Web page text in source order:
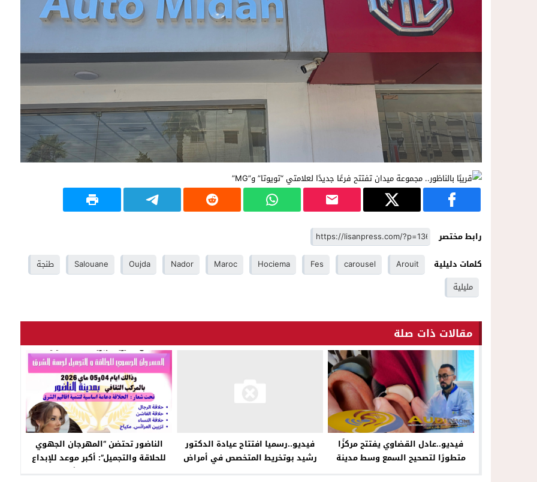
رابط مختصر
كلمات دليلية
Arouit
carousel
Fes
Hociema
Maroc
Nador
Oujda
Salouane
طنجة
مليلية
مقالات ذات صلة
فيديو..عادل القضاوي يفتتح مركزًا
متطورًا لتصحيح السمع وسط مدينة
فيديو..رسميا افتتاح عيادة الدكتور
رشيد بوتخريط المتخصص في أمراض
​الناضور تحتضن “المهرجان الجهوي
للحلاقة والتجميل”: أكبر موعد للإبداع
والجمال بجهة الشرق